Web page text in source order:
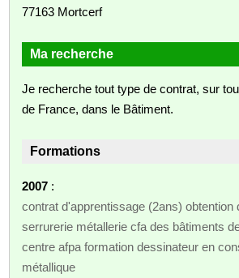
77163 Mortcerf
Ma recherche
Je recherche tout type de contrat, sur
de France, dans le Bâtiment.
Formations
2007 :
contrat d'apprentissage (2ans) obtention
serrurerie métallerie cfa des bâtiments
centre afpa formation dessinateur en
métallique